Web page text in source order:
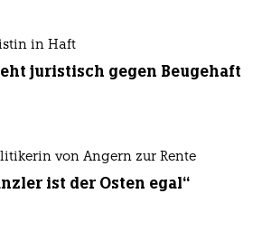
in Haft
juristisch gegen Beugehaft
von Angern zur Rente
ist der Osten egal“